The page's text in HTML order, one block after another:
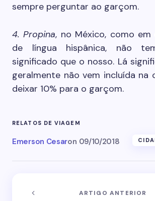
sempre perguntar ao garçom.
4. Propina, no México, como
de língua hispânica, não
significado que o nosso. Lá
geralmente não vem incluída na
deixar 10% para o garçom.
RELATOS DE VIAGEM
Emerson Cesaron 09/10/2018
ARTIGO ANTERIOR